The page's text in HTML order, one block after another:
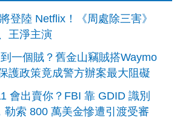
登陸 Netflix！《周處除三害》
王淨主演
一個賊？舊金山竊賊搭Waymo
護政策竟成警方辦案最大阻礙
會出賣你？FBI 靠 GDID 識別
勒索 800 萬美金慘遭引渡受審